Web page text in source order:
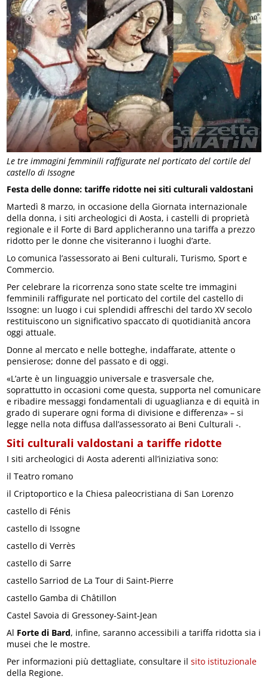
Le tre immagini femminili raffigurate nel porticato del cortile del
castello di Issogne
Festa delle donne: tariffe ridotte nei siti culturali valdostani
Martedì 8 marzo, in occasione della Giornata internazionale
della donna, i siti archeologici di Aosta, i castelli di proprietà
regionale e il Forte di Bard applicheranno una tariffa a prezzo
ridotto per le donne che visiteranno i luoghi d’arte.
Lo comunica l’assessorato ai Beni culturali, Turismo, Sport e
Commercio.
Per celebrare la ricorrenza sono state scelte tre immagini
femminili raffigurate nel porticato del cortile del castello di
Issogne: un luogo i cui splendidi affreschi del tardo XV secolo
restituiscono un significativo spaccato di quotidianità ancora
oggi attuale.
Donne al mercato e nelle botteghe, indaffarate, attente o
pensierose; donne del passato e di oggi.
«L’arte è un linguaggio universale e trasversale che,
soprattutto in occasioni come questa, supporta nel comunicare
e ribadire messaggi fondamentali di uguaglianza e di equità in
grado di superare ogni forma di divisione e differenza» – si
legge nella nota diffusa dall’assessorato ai Beni Culturali -.
Siti culturali valdostani a tariffe ridotte
I siti archeologici di Aosta aderenti all’iniziativa sono:
il Teatro romano
il Criptoportico e la Chiesa paleocristiana di San Lorenzo
castello di Fénis
castello di Issogne
castello di Verrès
castello di Sarre
castello Sarriod de La Tour di Saint-Pierre
castello Gamba di Châtillon
Castel Savoia di Gressoney-Saint-Jean
Al Forte di Bard, infine, saranno accessibili a tariffa ridotta sia i
musei che le mostre.
Per informazioni più dettagliate, consultare ilsito istituzionale
della Regione.